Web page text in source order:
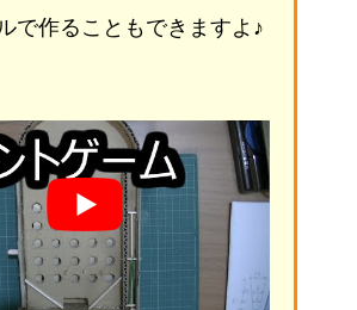
で作ることもできますよ♪